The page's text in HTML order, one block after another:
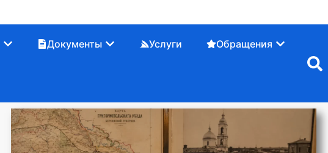
Документы Услуги Обращения